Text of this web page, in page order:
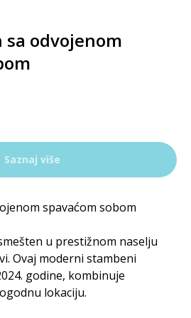
odvojenom
Saznaj više
spavaćom sobom
u prestižnom naselju
Ovaj moderni stambeni
godine, kombinuje
lokaciju.